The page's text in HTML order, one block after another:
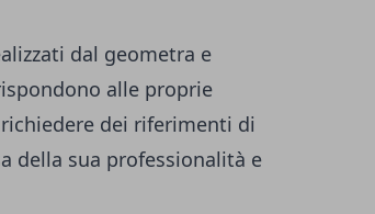
dal geometra e
alle proprie
dei riferimenti di
della sua professionalità e